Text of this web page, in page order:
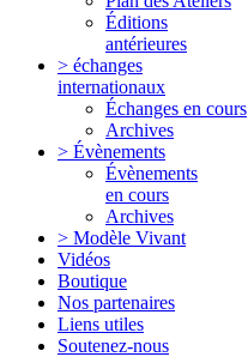
Éditions
antérieures
> échanges
internationaux
Échanges en cours
Archives
> Évènements
Évènements
en cours
Archives
> Modèle Vivant
Vidéos
Boutique
Nos partenaires
Liens utiles
Soutenez-nous